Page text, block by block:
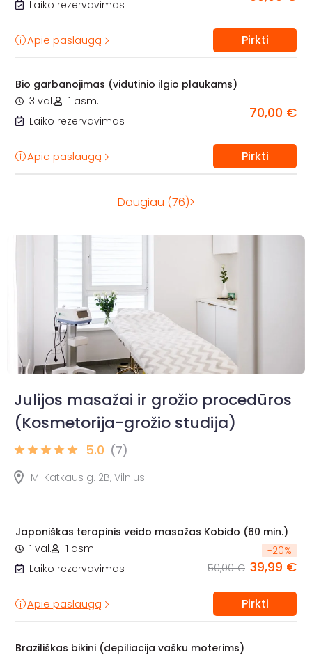
Laiko rezervavimas
Apie paslaugą Pirkti
Bio garbanojimas (vidutinio ilgio plaukams)
3 val.
1 asm.
Laiko rezervavimas
70,00 €
Apie paslaugą Pirkti
Daugiau (76)>
Julijos masažai ir grožio procedūros
(Kosmetorija-grožio studija)
5.0 (7)
M. Katkaus g. 2B, Vilnius
Japoniškas terapinis veido masažas Kobido (60 min.)
1 val.
1 asm.
Laiko rezervavimas
-20%
50,00 € 39,99 €
Apie paslaugą Pirkti
Braziliškas bikini (depiliacija vašku moterims)